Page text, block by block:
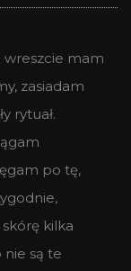
wreszcie mam
zasiadam
rytuał.
po tę,
kilka
są te